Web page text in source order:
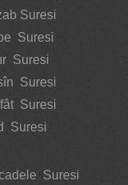
Suresi
Suresi
Suresi
Suresi
Suresi
Suresi
Suresi